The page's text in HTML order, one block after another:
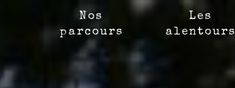
Nos
parcours
Les
alentours